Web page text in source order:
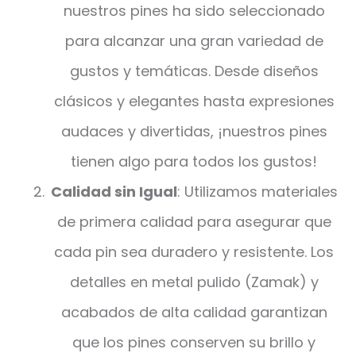
nuestros pines ha sido seleccionado
para alcanzar una gran variedad de
gustos y temáticas. Desde diseños
clásicos y elegantes hasta expresiones
audaces y divertidas, ¡nuestros pines
tienen algo para todos los gustos!
Calidad sin Igual: Utilizamos materiales
de primera calidad para asegurar que
cada pin sea duradero y resistente. Los
detalles en metal pulido (Zamak) y
acabados de alta calidad garantizan
que los pines conserven su brillo y